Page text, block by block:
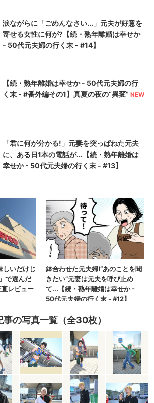
事の写真一覧（全30枚）